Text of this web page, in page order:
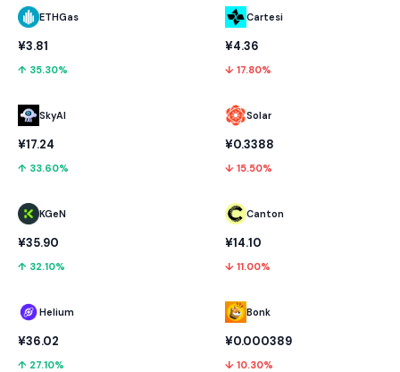
ETHGas
¥3.81
↑ 35.30%
SkyAI
¥17.24
↑ 33.60%
KGeN
¥35.90
↑ 32.10%
Helium
¥36.02
↑ 27.10%
Cartesi
¥4.36
↓ 17.80%
Solar
¥0.3388
↓ 15.50%
Canton
¥14.10
↓ 11.00%
Bonk
¥0.000389
↓ 10.30%